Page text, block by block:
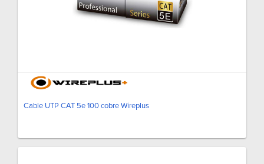
Cable UTP CAT 5e 100 cobre Wireplus